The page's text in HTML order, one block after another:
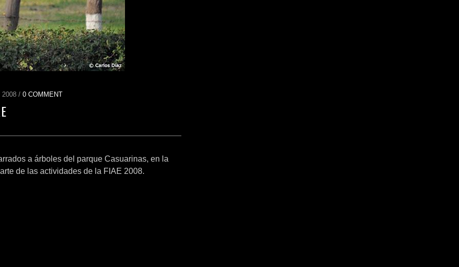
2008 / 0 COMMENT
a árboles del parque Casuarinas, en la
de las actividades de la FIAE 2008.